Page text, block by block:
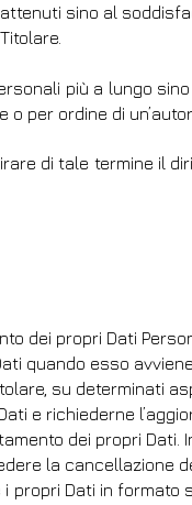
sino al
più a lungo
per ordine di
di tale termine
dei propri Dati
quando esso
su determinati
e richiederne
dei propri
la cancellazione
i propri Dati in